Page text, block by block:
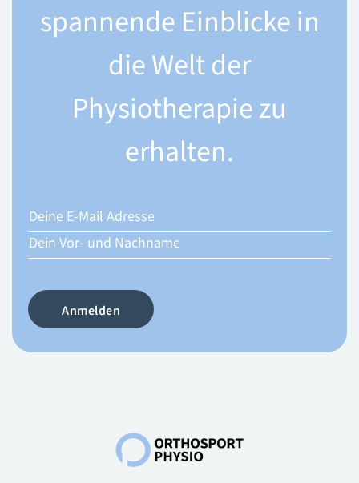
spannende Einblicke in
die Welt der
Physiotherapie zu
erhalten.